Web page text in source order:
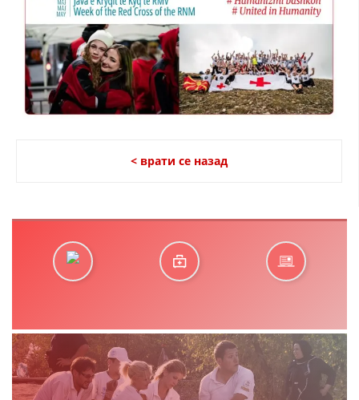
< врати се назад